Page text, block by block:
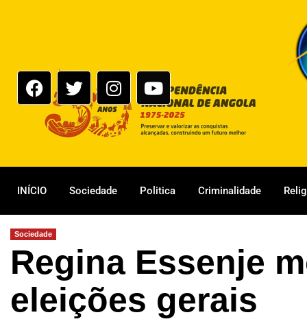
INÍCIO Sociedade Politica Criminalidade
Sociedade
Regina Essenje
eleições gerais